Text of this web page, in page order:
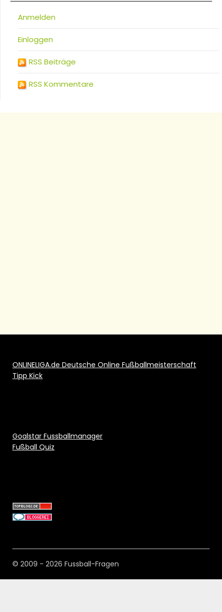
Anmelden
Einloggen
RSS Beiträge
RSS Kommentare
ONLINELIGA.de Deutsche Online Fußballmeisterschaft
Tipp Kick
Goalstar Fussballmanager
Fußball Quiz
© 2009 - 2026 Fussball-Fragen